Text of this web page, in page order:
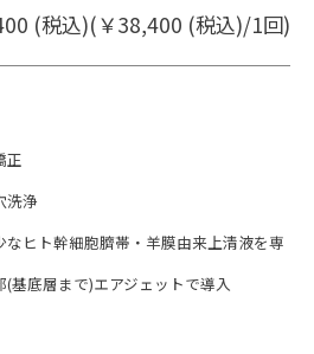
(税込)(￥38,400 (税込)/1回)
正
洗浄
なヒト幹細胞臍帯・羊膜由来上清液を専
(基底層まで)エアジェットで導入